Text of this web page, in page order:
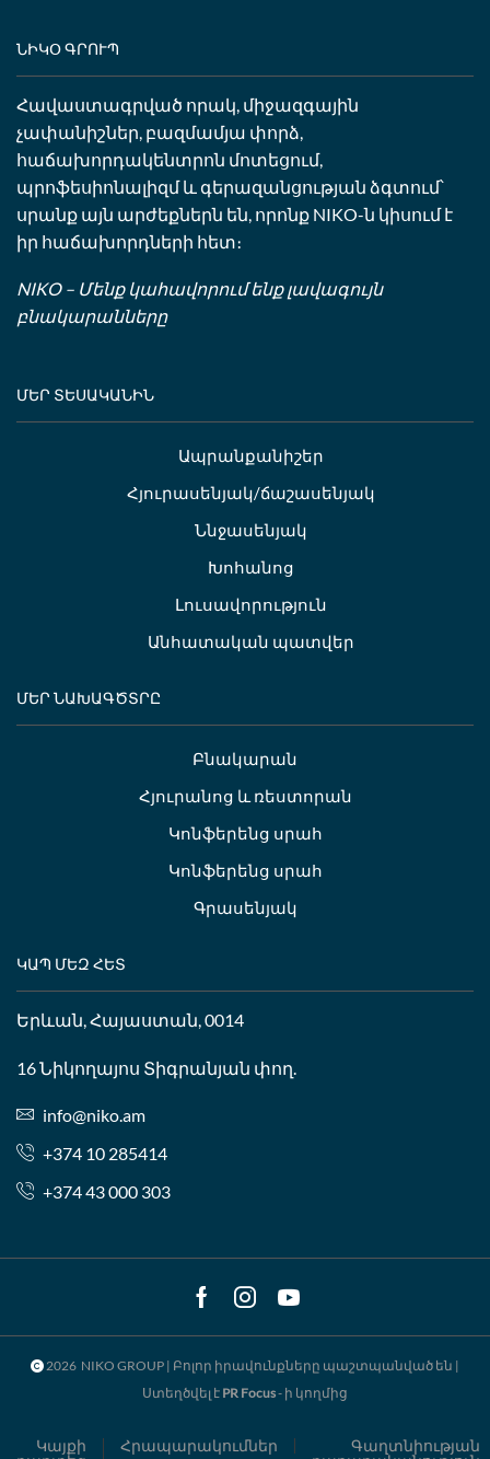
ՆԻԿՕ ԳՐՈՒՊ
Հավաստագրված որակ, միջազգային
չափանիշներ, բազմամյա փորձ,
հաճախորդակենտրոն մոտեցում,
պրոֆեսիոնալիզմ և գերազանցության ձգտում՝
սրանք այն արժեքներն են, որոնք NIKO-ն կիսում է
իր հաճախորդների հետ։
NIKO – Մենք կահավորում ենք լավագույն
բնակարանները
ՄԵՐ ՏԵՍԱԿԱՆԻՆ
Ապրանքանիշեր
Հյուրասենյակ/ճաշասենյակ
Ննջասենյակ
Խոհանոց
Լուսավորություն
Անհատական պատվեր
ՄԵՐ ՆԱԽԱԳԾՏՐԸ
Բնակարան
Հյուրանոց և ռեստորան
Կոնֆերենց սրահ
Կոնֆերենց սրահ
Գրասենյակ
ԿԱՊ ՄԵԶ ՀԵՏ
Երևան, Հայաստան, 0014
16 Նիկողայոս Տիգրանյան փող.
info@niko.am
+374 10 285414
+374 43 000 303
Facebook
Instagram
Youtube
2026 NIKO GROUP | Բոլոր իրավունքները պաշտպանված են |
Ստեղծվել է PR Focus- ի կողմից
Կայքի
Հրապարակումներ
Գաղտնիության